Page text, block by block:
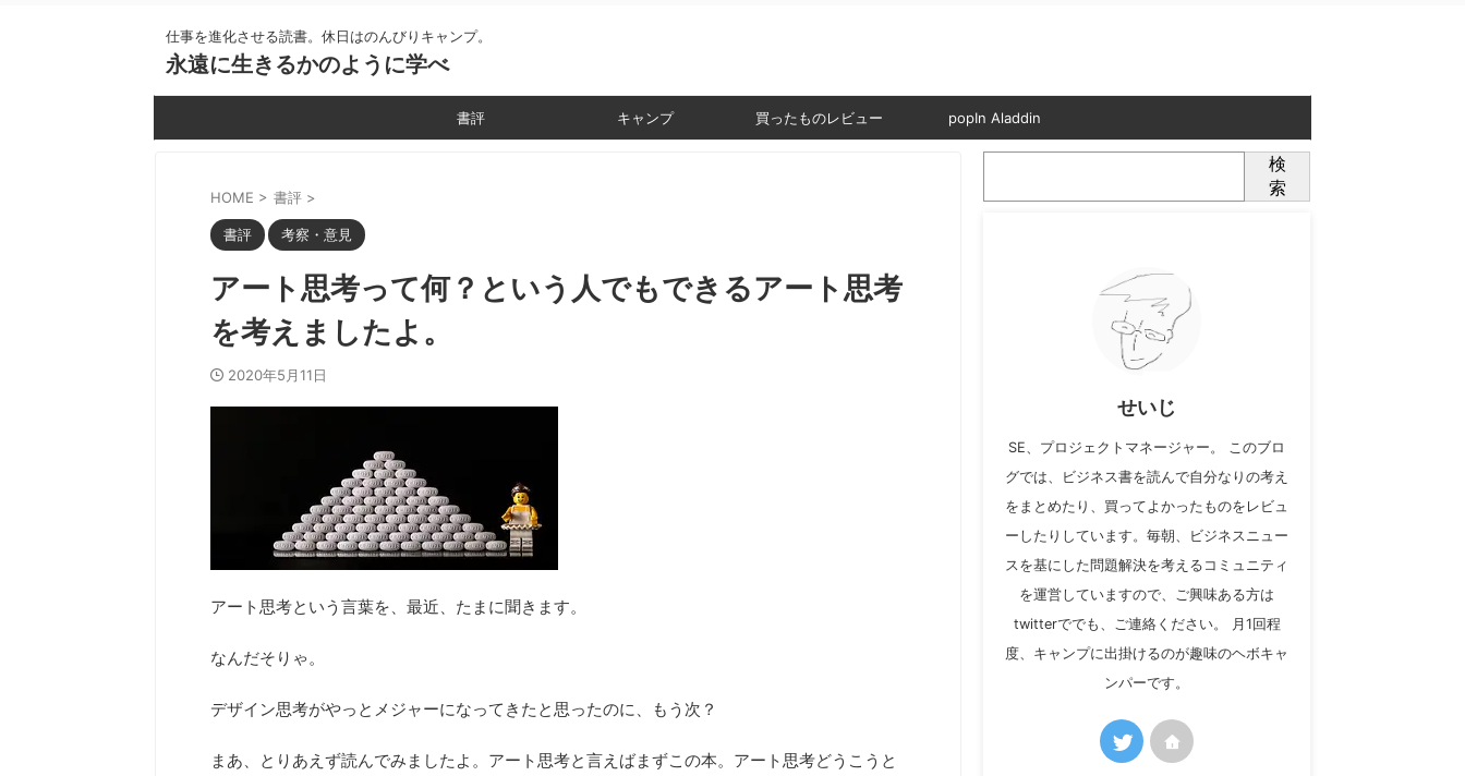
仕事を進化させる読書。休日はのんびりキャンプ。
永遠に生きるかのように学べ
書評 キャンプ 買ったものレビュー popIn Aladdin
HOME > 書評 >
書評 考察・意見
アート思考って何？という人でもできるアート思考
を考えましたよ。
2020年5月11日
アート思考という言葉を、最近、たまに聞きます。
なんだそりゃ。
デザイン思考がやっとメジャーになってきたと思ったのに、もう次？
まあ、とりあえず読んでみましたよ。アート思考と言えばまずこの本。アート思考どうこうと
検
索
せいじ
SE、プロジェクトマネージャー。 このブロ
グでは、ビジネス書を読んで自分なりの考え
をまとめたり、買ってよかったものをレビュ
ーしたりしています。毎朝、ビジネスニュー
スを基にした問題解決を考えるコミュニティ
を運営していますので、ご興味ある方は
twitterででも、ご連絡ください。 月1回程
度、キャンプに出掛けるのが趣味のヘボキャ
ンパーです。